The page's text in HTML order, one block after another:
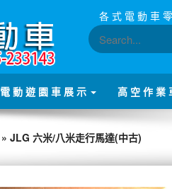
各 式 電 動 車
電 動 遊 園 車 展 示 高 空 作 業
» JLG 六米/八米走行馬達(中古)